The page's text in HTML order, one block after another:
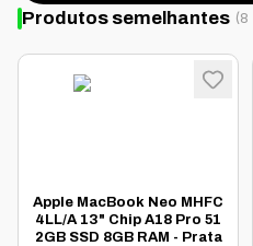
Produtos semelhantes (8
Apple MacBook Neo MHFC
4LL/A 13" Chip A18 Pro 51
2GB SSD 8GB RAM - Prata